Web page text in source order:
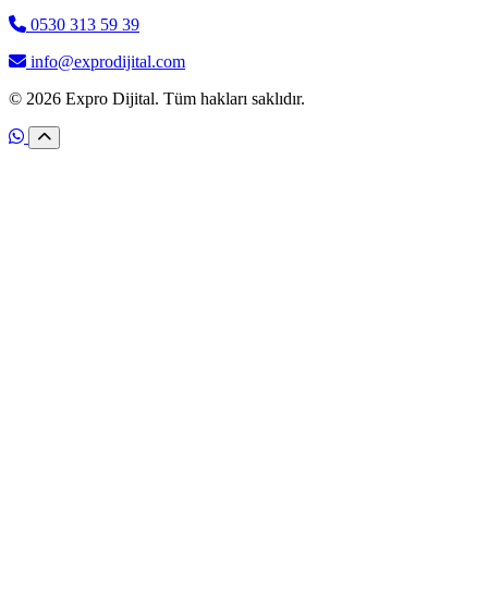
0530 313 59 39
info@exprodijital.com
© 2026 Expro Dijital. Tüm hakları saklıdır.